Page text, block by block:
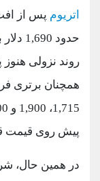
اتریوم
حدود
روند نزولی
همچنان برتری
پیش روی قیمت
پشتیبان فروش
موبایل
واتساپ
داخلی
اطلاعات تماس
تلفن